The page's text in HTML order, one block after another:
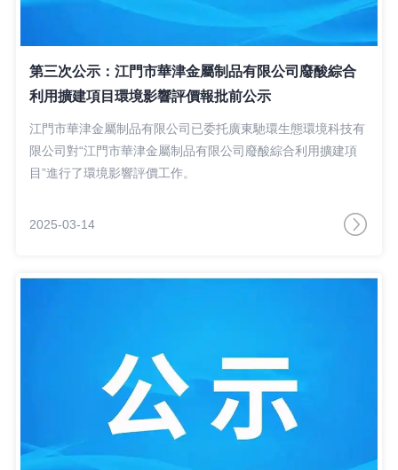
第三次公示：江門市華津金屬制品有限公司廢酸綜合
利用擴建項目環境影響評價報批前公示
江門市華津金屬制品有限公司已委托廣東馳環生態環境科技有
限公司對“江門市華津金屬制品有限公司廢酸綜合利用擴建項
目”進行了環境影響評價工作。
2025-03-14